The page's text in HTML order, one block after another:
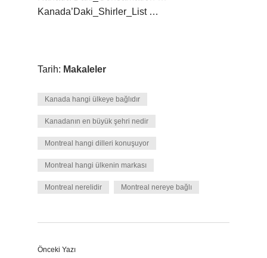
Kanada’Daki_Shirler_List …
Tarih: Makaleler
Kanada hangi ülkeye bağlıdır
Kanadanın en büyük şehri nedir
Montreal hangi dilleri konuşuyor
Montreal hangi ülkenin markası
Montreal nerelidir Montreal nereye bağlı
Önceki Yazı